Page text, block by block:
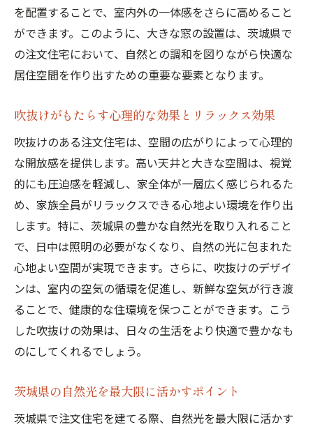
を配置することで、室内外の一体感をさらに高めること
ができます。このように、大きな窓の設置は、茨城県で
の注文住宅において、自然との調和を図りながら快適な
居住空間を作り出すための重要な要素となります。
吹抜けがもたらす心理的な効果とリラックス効果
吹抜けのある注文住宅は、空間の広がりによって心理的
な開放感を提供します。高い天井と大きな空間は、視覚
的にも圧迫感を軽減し、家全体が一層広く感じられるた
め、家族全員がリラックスできる心地よい環境を作り出
します。特に、茨城県の豊かな自然光を取り入れること
で、日中は照明の必要がなくなり、自然の光に包まれた
心地よい空間が実現できます。さらに、吹抜けのデザイ
ンは、室内の空気の循環を促進し、新鮮な空気が行き渡
ることで、健康的な住環境を保つことができます。こう
した吹抜けの効果は、日々の生活をより快適で豊かなも
のにしてくれるでしょう。
茨城県の自然光を最大限に活かすポイント
茨城県で注文住宅を建てる際、自然光を最大限に活かす